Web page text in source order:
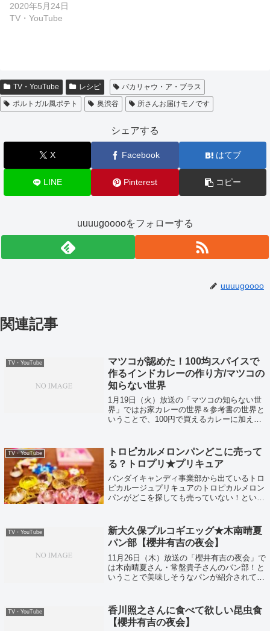
2020年5月24日
TV・YouTube
TV・YouTube レシピ
バカリャウ・ア・ブラス
ポルトガル風ポテト
奥渋谷 所さんお届けモノです
シェアする
X Facebook はてブ
LINE Pinterest コピー
uuuugooooをフォローする
uuuugoooo
関連記事
TV・YouTube
マツコが認めた！100均スパイスで
作るインドカレーの作り方/マツコの
知らない世界
1月19日（火）放送の「マツコの知らない世
界」ではお家カレーの世界＆参考書の世界と
いうことで、100円で買えるカレーに加える
TV・YouTube
トロピカルメロンパンどこに売って
る？トロプリ★プリキュア
バンダイキャンディ事業部から出ているトロ
ピカルージュプリキュアのトロピカルメロン
パンがどこを探しても売っていない！という
TV・YouTube
新大久保プルコギエッグ★木南晴夏
パン部【櫻井有吉の夜会】
11月26日（木）放送の「櫻井有吉の夜会」で
は木南晴夏さん・常盤貴子さんのパン部！と
いうことで美味しそうなパンが紹介されてい
TV・YouTube
香川照之さんに食べて欲しい昆虫食
【櫻井有吉の夜会】